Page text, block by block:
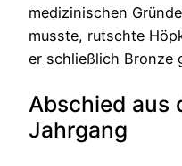
medizinischen
musste, rutschte
er schließlich Bronze
Abschied aus
Jahrgang